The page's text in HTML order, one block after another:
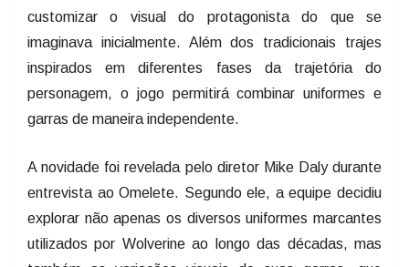
customizar o visual do protagonista do que se
imaginava inicialmente. Além dos tradicionais trajes
inspirados em diferentes fases da trajetória do
personagem, o jogo permitirá combinar uniformes e
garras de maneira independente.
A novidade foi revelada pelo diretor Mike Daly durante
entrevista ao Omelete. Segundo ele, a equipe decidiu
explorar não apenas os diversos uniformes marcantes
utilizados por Wolverine ao longo das décadas, mas